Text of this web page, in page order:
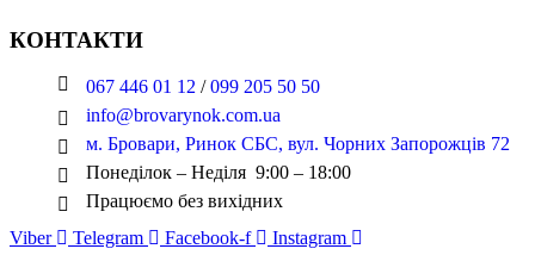
КОНТАКТИ
067 446 01 12 /099 205 50 50
info@brovarynok.com.ua
м. Бровари, Ринок СБС, вул. Чорних Запорожців 72
Понеділок – Неділя 9:00 – 18:00
Працюємо без вихідних
Viber
Telegram Facebook-f Instagram